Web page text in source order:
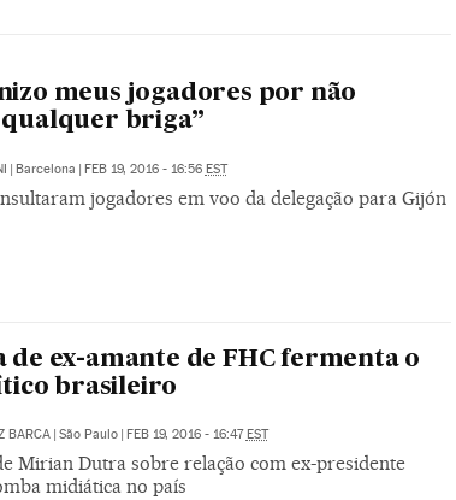
meus jogadores por não
briga”
| Barcelona | FEB 19, 2016 - 16:56 EST
jogadores em voo da delegação para Gijón
de ex-amante de FHC fermenta o
brasileiro
BARCA São Paulo FEB 19, 2016 - 16:47 EST
Mirian Dutra sobre relação com ex-presidente
midiática no país